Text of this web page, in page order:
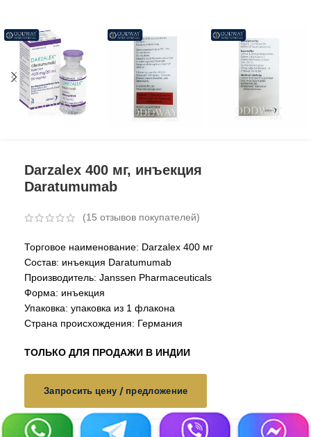
Darzalex 400 мг, инъекция
Daratumumab
(15 отзывов покупателей)
Торговое наименование: Darzalex 400 мг
Состав: инъекция Daratumumab
Производитель: Janssen Pharmaceuticals
Форма: инъекция
Упаковка: упаковка из 1 флакона
Страна происхождения: Германия
ТОЛЬКО ДЛЯ ПРОДАЖИ В ИНДИИ
Запросить цену / предложение